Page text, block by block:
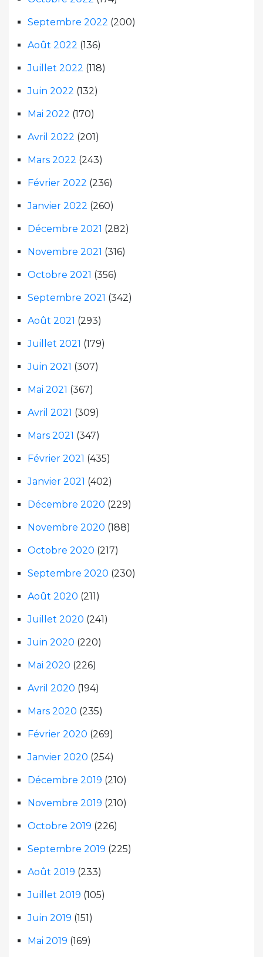
Septembre 2022 (200)
Août 2022 (136)
Juillet 2022 (118)
Juin 2022 (132)
Mai 2022 (170)
Avril 2022 (201)
Mars 2022 (243)
Février 2022 (236)
Janvier 2022 (260)
Décembre 2021 (282)
Novembre 2021 (316)
Octobre 2021 (356)
Septembre 2021 (342)
Août 2021 (293)
Juillet 2021 (179)
Juin 2021 (307)
Mai 2021 (367)
Avril 2021 (309)
Mars 2021 (347)
Février 2021 (435)
Janvier 2021 (402)
Décembre 2020 (229)
Novembre 2020 (188)
Octobre 2020 (217)
Septembre 2020 (230)
Août 2020 (211)
Juillet 2020 (241)
Juin 2020 (220)
Mai 2020 (226)
Avril 2020 (194)
Mars 2020 (235)
Février 2020 (269)
Janvier 2020 (254)
Décembre 2019 (210)
Novembre 2019 (210)
Octobre 2019 (226)
Septembre 2019 (225)
Août 2019 (233)
Juillet 2019 (105)
Juin 2019 (151)
Mai 2019 (169)